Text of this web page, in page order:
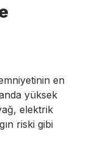
en
yüksek
elektrik
riski gibi